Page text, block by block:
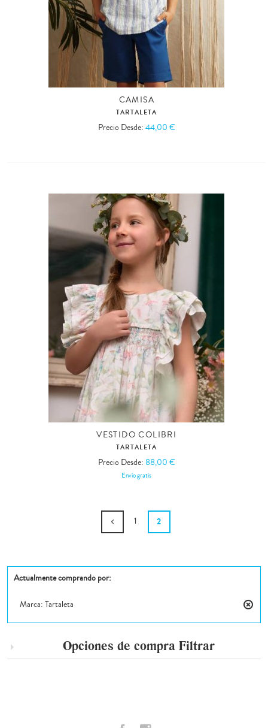
CAMISA
TARTALETA
Precio Desde: 44,00 €
VESTIDO COLIBRI
TARTALETA
Precio Desde: 88,00 €
Envío gratis
1 2
Actualmente comprando por:
este
Marca: Tartaleta
Opciones de compra Filtrar